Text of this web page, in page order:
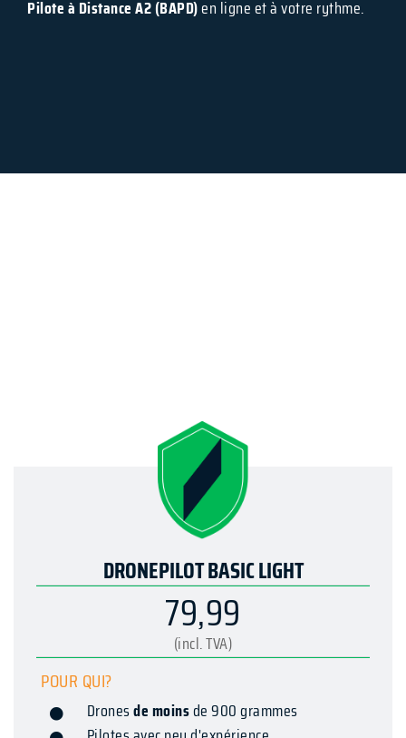
Piloteà DistanceA2 (BAPD)en ligne et à votre rythme.
DRONEPILOT BASIC LIGHT
79,99
(incl. TVA)
POUR QUI?
Dronesde moinsde 900 grammes